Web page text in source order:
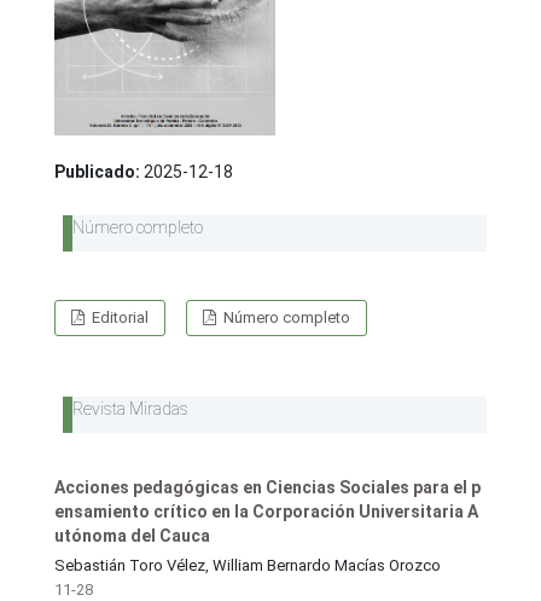
Publicado: 2025-12-18
Número completo
Editorial Número completo
Revista Miradas
Acciones pedagógicas en Ciencias Sociales para el p
ensamiento crítico en la Corporación Universitaria A
utónoma del Cauca
Sebastián Toro Vélez, William Bernardo Macías Orozco
11-28